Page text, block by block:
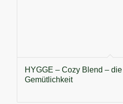
HYGGE – Cozy Blend –
Gemütlichkeit